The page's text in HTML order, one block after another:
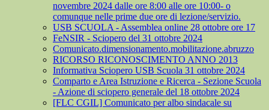
novembre 2024 dalle ore 8:00 alle ore 10:00- o
comunque nelle prime due ore di lezione/servizio.
USB SCUOLA - Assemblea online 28 ottobre ore 17
FeNSIR - Sciopero del 31 ottobre 2024
Comunicato.dimensionamento.mobilitazione.abruzzo
RICORSO RICONOSCIMENTO ANNO 2013
Informativa Sciopero USB Scuola 31 ottobre 2024
Comparto e Area Istruzione e Ricerca - Sezione Scuola
- Azione di sciopero generale del 18 ottobre 2024
[FLC CGIL] Comunicato per albo sindacale su